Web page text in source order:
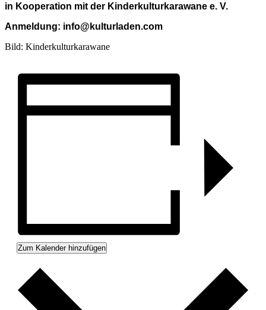
in Kooperation mit der Kinderkulturkarawane e. V.
Anmeldung: info@kulturladen.com
Bild: Kinderkulturkarawane
Zum Kalender hinzufügen